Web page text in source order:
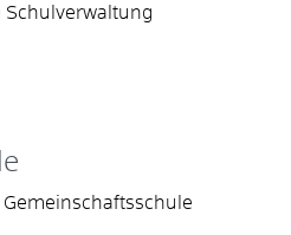
Schulverwaltung